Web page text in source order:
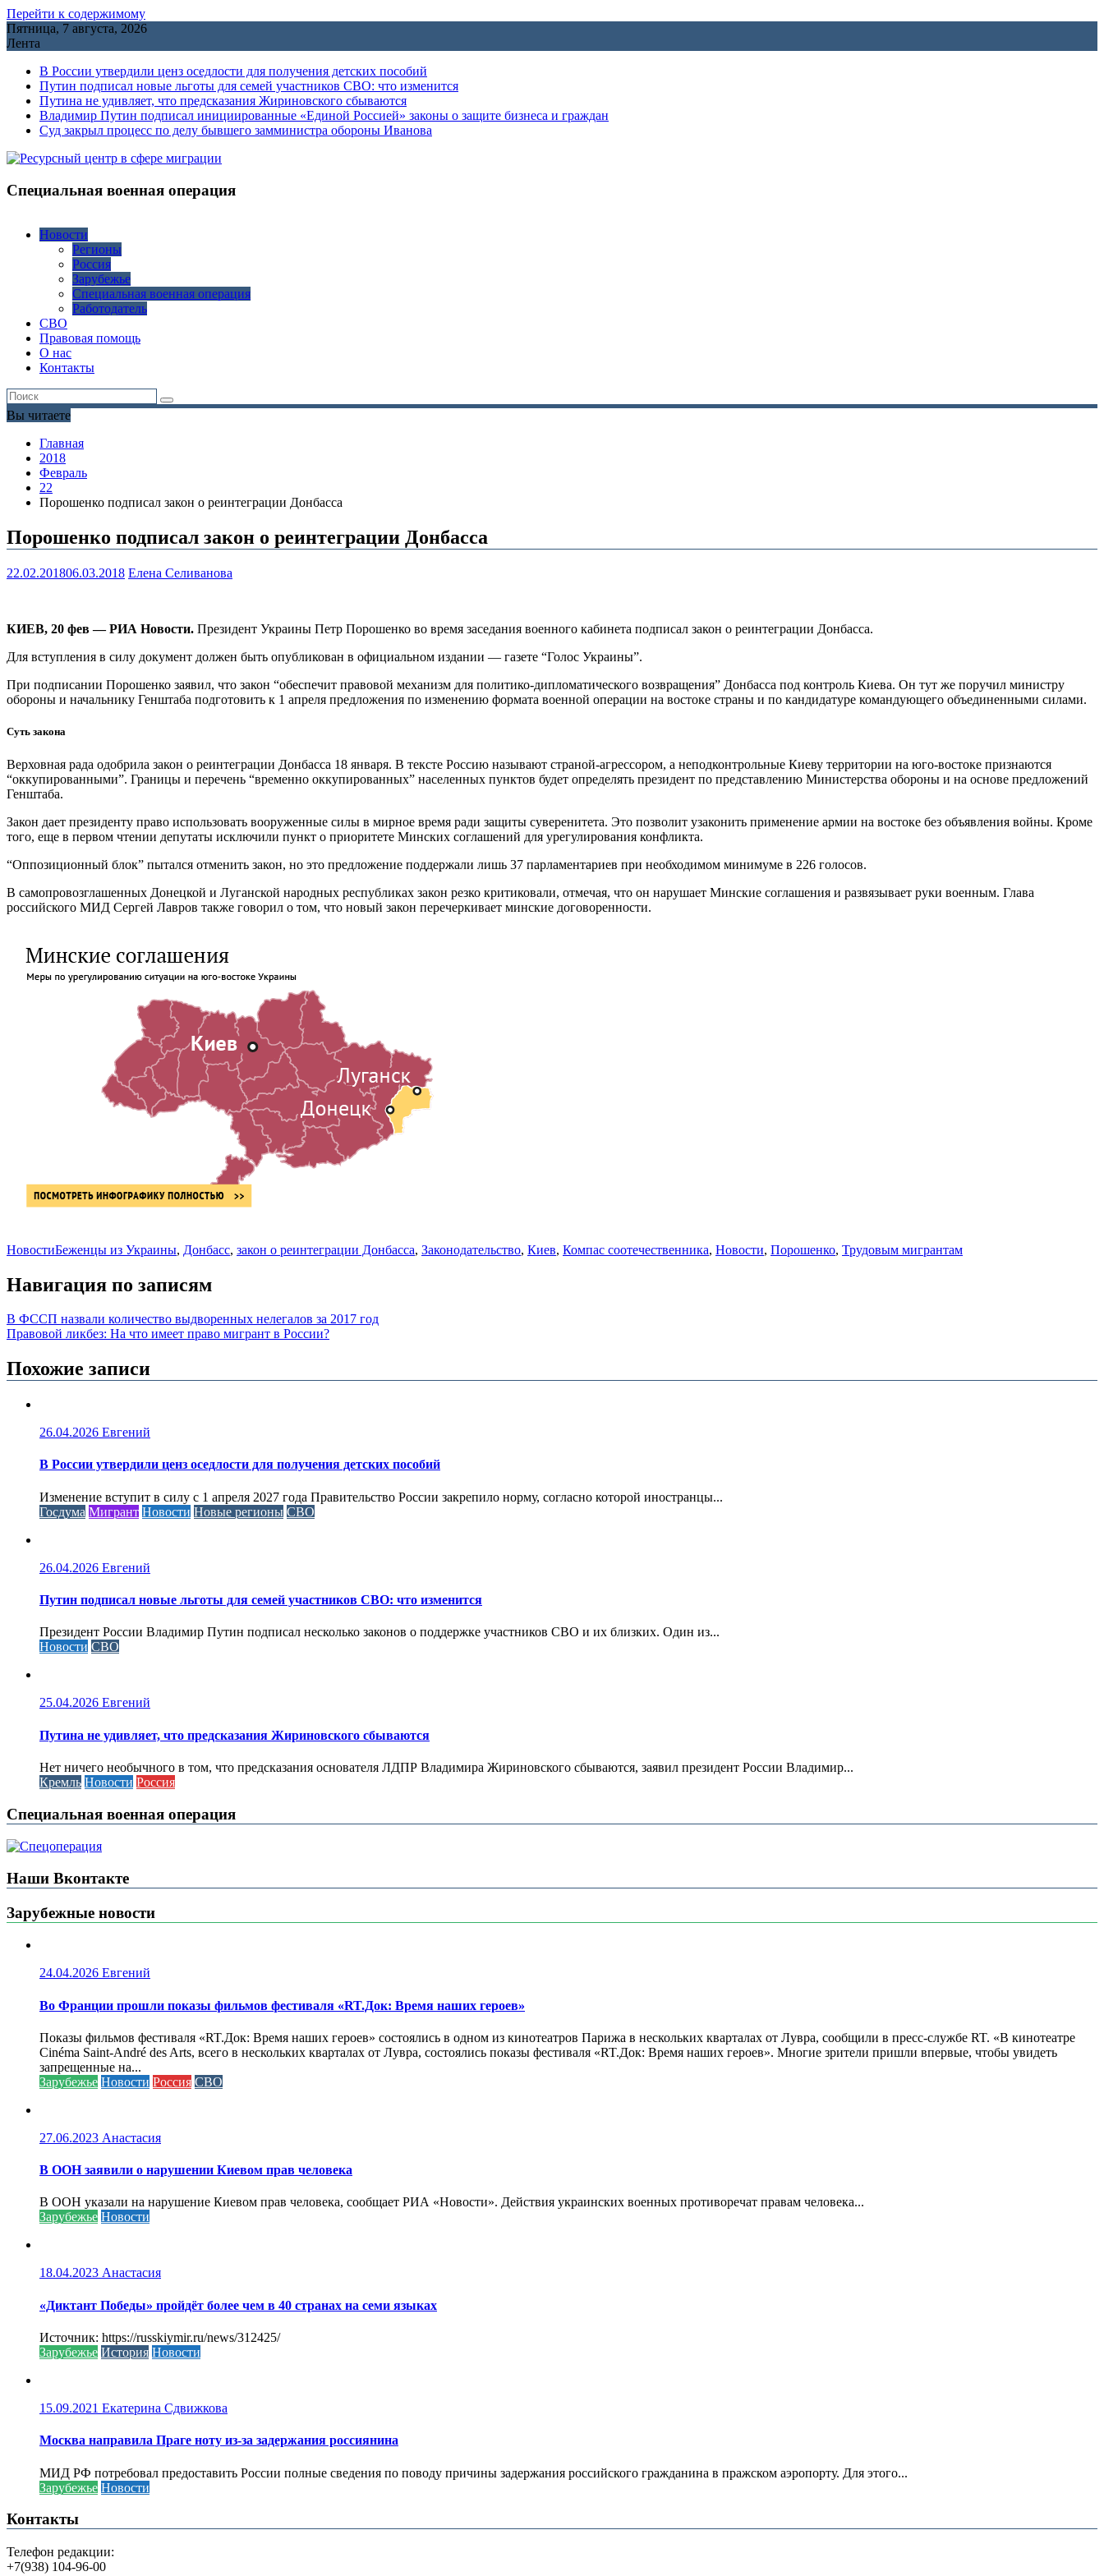
Перейти к содержимому
Пятница, 7 августа, 2026
Лента
В России утвердили ценз оседлости для получения детских пособий
Путин подписал новые льготы для семей участников СВО: что изменится
Путина не удивляет, что предсказания Жириновского сбываются
Владимир Путин подписал инициированные «Единой Россией» законы о защите бизнеса и граждан
Cуд закрыл процесс по делу бывшего замминистра обороны Иванова
Специальная военная операция
Новости
Регионы
Россия
Зарубежье
Специальная военная операция
Работодатель
СВО
Правовая помощь
О нас
Контакты
Вы читаете
Главная
2018
Февраль
22
Порошенко подписал закон о реинтеграции Донбасса
Порошенко подписал закон о реинтеграции Донбасса
22.02.201806.03.2018 Елена Селиванова
КИЕВ, 20 фев — РИА Новости. Президент Украины Петр Порошенко во время заседания военного кабинета подписал закон о реинтеграции Донбасса.
Для вступления в силу документ должен быть опубликован в официальном издании — газете “Голос Украины”.
При подписании Порошенко заявил, что закон “обеспечит правовой механизм для политико-дипломатического возвращения” Донбасса под контроль Киева. Он тут же поручил министру
обороны и начальнику Генштаба подготовить к 1 апреля предложения по изменению формата военной операции на востоке страны и по кандидатуре командующего объединенными силами.
Суть закона
Верховная рада одобрила закон о реинтеграции Донбасса 18 января. В тексте Россию называют страной-агрессором, а неподконтрольные Киеву территории на юго-востоке признаются
“оккупированными”. Границы и перечень “временно оккупированных” населенных пунктов будет определять президент по представлению Министерства обороны и на основе предложений
Генштаба.
Закон дает президенту право использовать вооруженные силы в мирное время ради защиты суверенитета. Это позволит узаконить применение армии на востоке без объявления войны. Кроме
того, еще в первом чтении депутаты исключили пункт о приоритете Минских соглашений для урегулирования конфликта.
“Оппозиционный блок” пытался отменить закон, но это предложение поддержали лишь 37 парламентариев при необходимом минимуме в 226 голосов.
В самопровозглашенных Донецкой и Луганской народных республиках закон резко критиковали, отмечая, что он нарушает Минские соглашения и развязывает руки военным. Глава
российского МИД Сергей Лавров также говорил о том, что новый закон перечеркивает минские договоренности.
НовостиБеженцы из Украины, Донбасс, закон о реинтеграции Донбасса, Законодательство, Киев, Компас соотечественника, Новости, Порошенко, Трудовым мигрантам
Навигация по записям
В ФССП назвали количество выдворенных нелегалов за 2017 год
Правовой ликбез: На что имеет право мигрант в России?
Похожие записи
26.04.2026 Евгений
В России утвердили ценз оседлости для получения детских пособий
Изменение вступит в силу с 1 апреля 2027 года Правительство России закрепило норму, согласно которой иностранцы...
Госдума Мигрант Новости Новые регионы СВО
26.04.2026 Евгений
Путин подписал новые льготы для семей участников СВО: что изменится
Президент России Владимир Путин подписал несколько законов о поддержке участников СВО и их близких. Один из...
Новости СВО
25.04.2026 Евгений
Путина не удивляет, что предсказания Жириновского сбываются
Нет ничего необычного в том, что предсказания основателя ЛДПР Владимира Жириновского сбываются, заявил президент России Владимир...
Кремль Новости Россия
Специальная военная операция
Наши Вконтакте
Зарубежные новости
24.04.2026 Евгений
Во Франции прошли показы фильмов фестиваля «RT.Док: Время наших героев»
Показы фильмов фестиваля «RT.Док: Время наших героев» состоялись в одном из кинотеатров Парижа в нескольких кварталах от Лувра, сообщили в пресс-службе RT. «В кинотеатре
Cinéma Saint-André des Arts, всего в нескольких кварталах от Лувра, состоялись показы фестиваля «RT.Док: Время наших героев». Многие зрители пришли впервые, чтобы увидеть
запрещенные на...
Зарубежье Новости Россия СВО
27.06.2023 Анастасия
В ООН заявили о нарушении Киевом прав человека
В ООН указали на нарушение Киевом прав человека, сообщает РИА «Новости». Действия украинских военных противоречат правам человека...
Зарубежье Новости
18.04.2023 Анастасия
«Диктант Победы» пройдёт более чем в 40 странах на семи языках
Источник: https://russkiymir.ru/news/312425/
Зарубежье История Новости
15.09.2021 Екатерина Сдвижкова
Москва направила Праге ноту из-за задержания россиянина
МИД РФ потребовал предоставить России полные сведения по поводу причины задержания российского гражданина в пражском аэропорту. Для этого...
Зарубежье Новости
Контакты
Телефон редакции:
+7(938) 104-96-00